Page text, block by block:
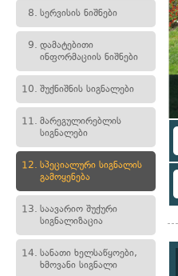
8. სერვისის ნიშნები
9. დამატებითი
ინფორმაციის ნიშნები
10. შუქნიშნის სიგნალები
11. მარეგულირებლის
სიგნალები
12. სპეციალური სიგნალის
გამოყენება
13. საავარიო შუქური
სიგნალიზაცია
14. სანათი ხელსაწყოები,
ხმოვანი სიგნალი